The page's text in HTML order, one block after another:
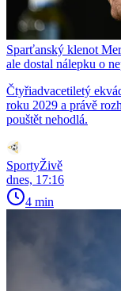
Sparťanský klenot
ale dostal nálepku o
Čtyřiadvacetiletý
roku 2029 a právě
pouštět nehodlá.
SportyŽivě
dnes, 17:16
4 min